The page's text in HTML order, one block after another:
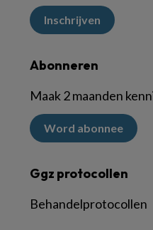
Inschrijven
Abonneren
Maak 2 maanden
Word abonnee
Ggz protocollen
Behandelprotocollen